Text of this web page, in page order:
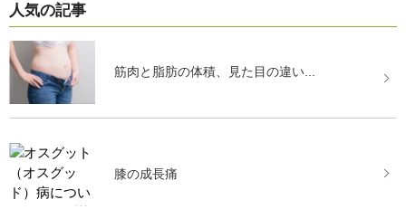
人気の記事
筋肉と脂肪の体積、見た目の違い...
膝の成長痛